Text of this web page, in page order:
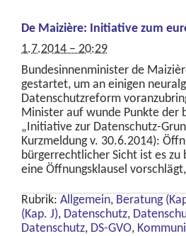
De Maizière: Initiative zum
1.7.2014 – 20:29
Bundesinnenminister de
gestartet, um an einigen
Datenschutzreform
Minister auf wunde Punkte der
„In­itia­ti­ve zur Datenschutz-
Kurzmeldung v. 30.6.2014):
bürgerrechtlicher Sicht ist es
eine Öffnungsklausel
Rubrik: Allgemein, Beratung
(Kap. J), Datenschutz,
Datenschutz, DS-GVO,